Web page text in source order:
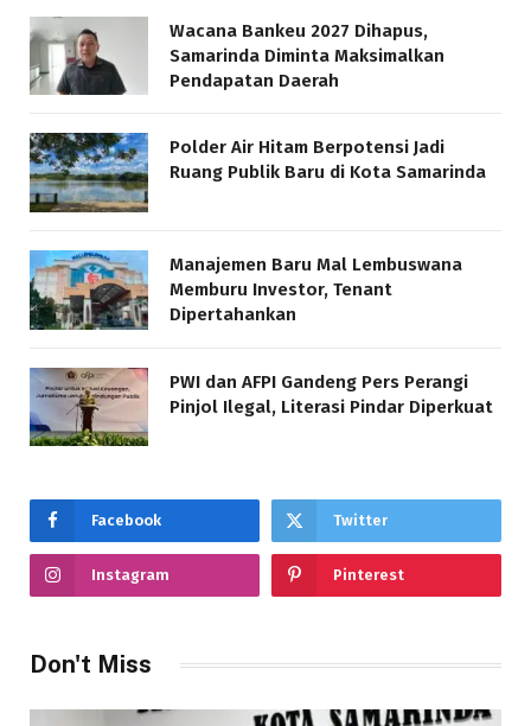
Wacana Bankeu 2027 Dihapus,
Samarinda Diminta Maksimalkan
Pendapatan Daerah
Polder Air Hitam Berpotensi Jadi
Ruang Publik Baru di Kota Samarinda
Manajemen Baru Mal Lembuswana
Memburu Investor, Tenant
Dipertahankan
PWI dan AFPI Gandeng Pers Perangi
Pinjol Ilegal, Literasi Pindar Diperkuat
Facebook Twitter
Instagram Pinterest
Don't Miss